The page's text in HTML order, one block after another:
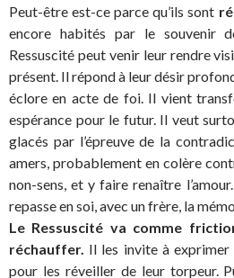
Peut-être est-ce parce qu’ils sont
encore habités par le souvenir
Ressuscité peut venir leur rendre
présent. Il répond à leur désir
éclore en acte de foi. Il vient
espérance pour le futur. Il veut
glacés par l’épreuve de la
amers, probablement en colère
non-sens, et y faire renaître
repasse en soi, avec un frère, la
Le Ressuscité va comme
réchauffer. Il les invite à exprimer
pour les réveiller de leur torpeur.